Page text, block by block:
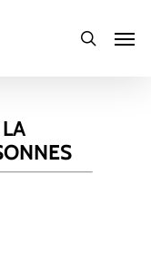
search